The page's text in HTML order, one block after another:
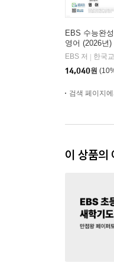
EBS 수능완
영어 (2026년)
EBS 저
한국교
14,040원
검색 페이지
이 상품의